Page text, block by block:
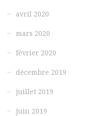
avril 2020
mars 2020
février 2020
décembre 2019
juillet 2019
juin 2019